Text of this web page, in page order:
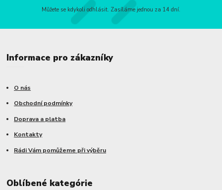
Můžete se kdykoli odhlásit. Zasíláme jednou za 14 dní.
Informace pro zákazníky
O nás
Obchodní podmínky
Doprava a platba
Kontakty
Rádi Vám pomůžeme při výběru
Oblíbené kategórie